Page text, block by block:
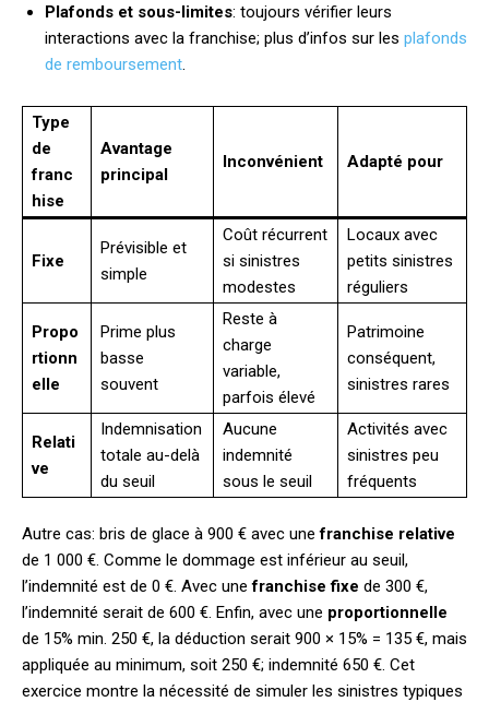
Plafonds et sous-limites: toujours vérifier leurs
interactions avec la franchise; plus d’infos sur les plafonds
de remboursement.
Type
de
franc
hise
Avantage
principal
Inconvénient Adapté pour
Fixe
Prévisible et
simple
Coût récurrent
si sinistres
modestes
Locaux avec
petits sinistres
réguliers
Propo
rtionn
elle
Prime plus
basse
souvent
Reste à
charge
variable,
parfois élevé
Patrimoine
conséquent,
sinistres rares
Relati
ve
Indemnisation
totale au-delà
du seuil
Aucune
indemnité
sous le seuil
Activités avec
sinistres peu
fréquents
Autre cas: bris de glace à 900 € avec unefranchise relative
de 1 000 €. Comme le dommage est inférieur au seuil,
l’indemnité est de 0 €. Avec unefranchise fixe de 300 €,
l’indemnité serait de 600 €. Enfin, avec une proportionnelle
de 15% min. 250 €, la déduction serait 900 × 15% = 135 €, mais
appliquée au minimum, soit 250 €; indemnité 650 €. Cet
exercice montre la nécessité de simuler les sinistres typiques